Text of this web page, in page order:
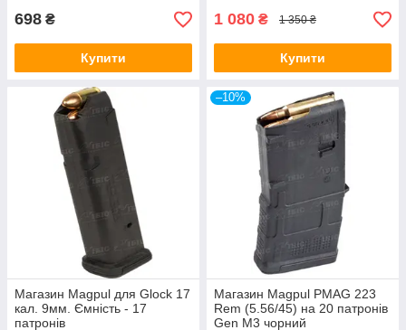
698 ₴
Купити
1 080 ₴ 1 350 ₴
Купити
Магазин Magpul для Glock 17
кал. 9мм. Ємність - 17
патронів
–10%
Магазин Magpul PMAG 223
Rem (5.56/45) на 20 патронів
Gen M3 чорний